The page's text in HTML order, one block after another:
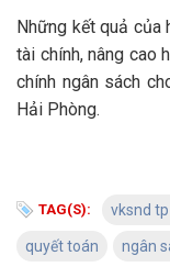
Những kết quả của
tài chính, nâng cao
chính ngân sách
Hải Phòng.
TAG(S): vksnd
quyết toán ngân